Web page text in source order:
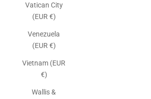
Vatican City
(EUR €)
Venezuela
(EUR €)
Vietnam (EUR
€)
Wallis &